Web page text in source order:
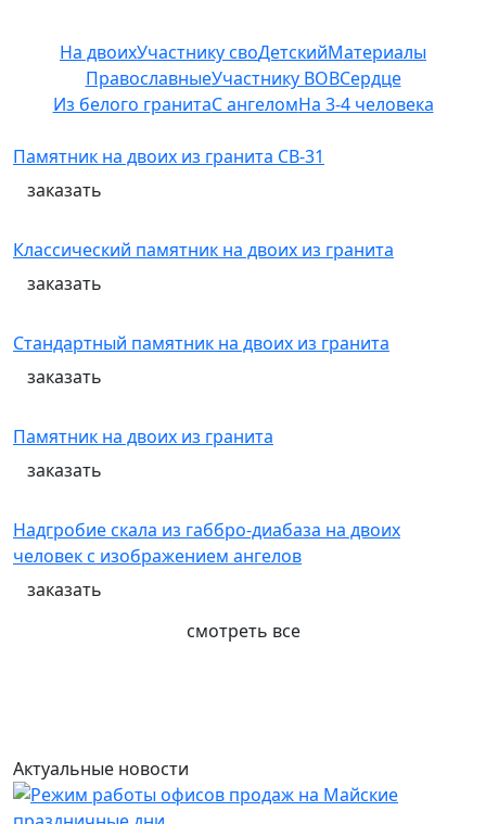
На двоихУчастнику своДетскийМатериалы
ПравославныеУчастнику ВОВСердце
Из белого гранитаС ангеломНа 3-4 человека
Памятник на двоих из гранита СВ-31
заказать
Классический памятник на двоих из гранита
заказать
Стандартный памятник на двоих из гранита
заказать
Памятник на двоих из гранита
заказать
Надгробие скала из габбро-диабаза на двоих
человек с изображением ангелов
заказать
смотреть все
Актуальные новости